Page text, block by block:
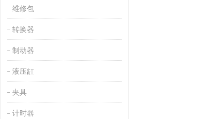
维修包
转换器
制动器
液压缸
夹具
计时器